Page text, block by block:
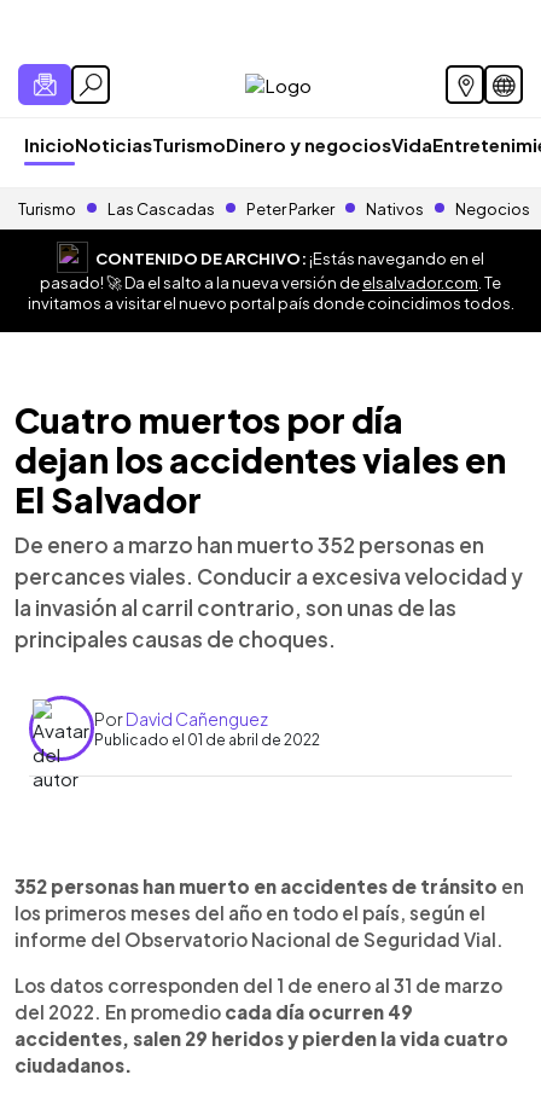
InicioNoticiasTurismoDinero y negociosVida
Turismo Las Cascadas Peter Parker Nativos Negocios
CONTENIDO DE ARCHIVO:¡Estás navegando en el
pasado! 🚀 Da el salto a la nueva versión deelsalvador.com . Te
invitamos a visitar el nuevo portal país donde coincidimos todos.
Cuatro muertos por día
dejan los accidentes viales en
El Salvador
De enero a marzo han muerto 352 personas en
percances viales. Conducir a excesiva velocidad y
la invasión al carril contrario, son unas de las
principales causas de choques.
PorDavid Cañenguez
Publicado el 01 de abril de 2022
Escuchar artículo
352 personas han muerto en accidentes de tránsito en
los primeros meses del año en todo el país, según el
informe del Observatorio Nacional de Seguridad Vial.
Los datos corresponden del 1 de enero al 31 de marzo
del 2022. En promedio cada día ocurren 49
accidentes, salen 29 heridos y pierden la vida cuatro
ciudadanos.